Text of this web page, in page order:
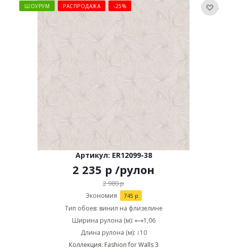
ШОУРУМ РАСПРОДАЖА -25%
Артикул: ER12099-38
2 235 р /рулон
2 980р
Экономия 745 р
Тип обоев: винил на флизелине
Ширина рулона (м): ⟷1,06
Длина рулона (м): ↕10
Коллекция: Fashion for Walls 3